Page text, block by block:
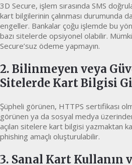
3D Secure, işlem sırasında SMS
kart bilgilerinin çalınması durumunda
engeller. Bankalar çoğu işlemde bu
bazı sitelerde opsiyonel olabilir.
Secure’suz ödeme yapmayın.
2. Bilinmeyen veya
Sitelerde Kart Bilgisi
Şüpheli görünen, HTTPS sertifikası
görünen ya da sosyal medya
açılan sitelere kart bilgisi yazmaktan
phishing amaçlı oluşturulabilir.
3. Sanal Kart Kullanın